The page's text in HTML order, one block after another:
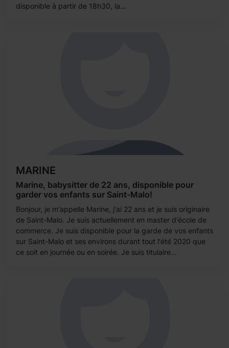
disponible à partir de 18h30, la...
MARINE
Marine, babysitter de 22 ans, disponible pour
garder vos enfants sur Saint-Malo!
Bonjour, je m'appelle Marine, j'ai 22 ans et je suis originaire
de Saint-Malo. Je suis actuellement en master d'école de
commerce. Je suis disponible pour la garde de vos enfants
sur Saint-Malo et ses environs durant tout l'été 2020 que
ce soit en journée ou en soirée. Je suis titulaire...